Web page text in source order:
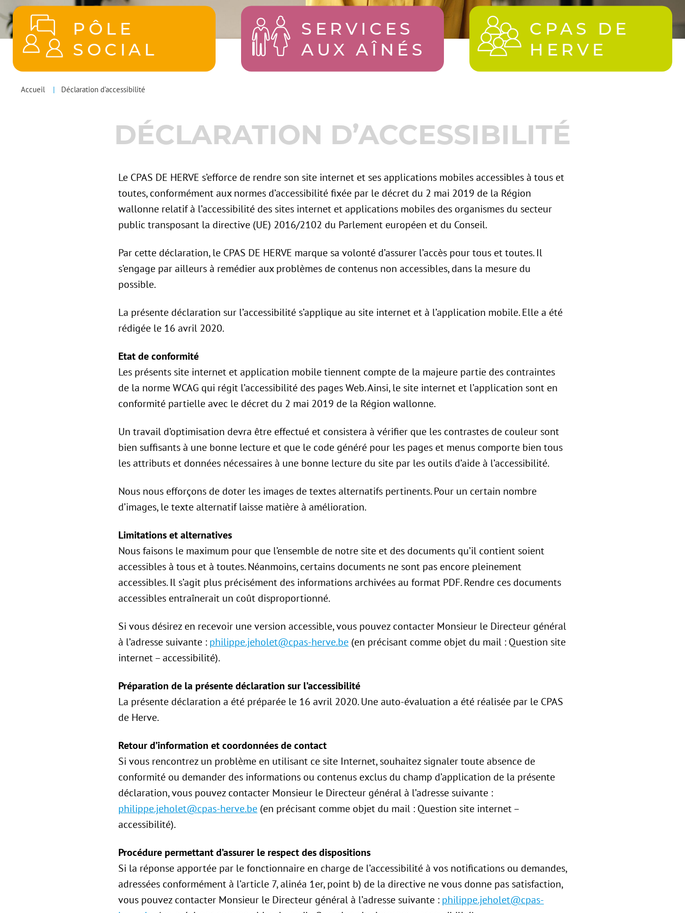
POLES
PÔLE
SOCIAL
SERVICES
AUX AÎNÉS
CPAS DE
HERVE
You
Accueil Déclaration d’accessibilité
DÉCLARATION D’ACCESSIBILITÉ
Le CPAS DE HERVE s’efforce de rendre son site internet et ses applications mobiles accessibles à tous et
toutes, conformément aux normes d’accessibilité fixée par le décret du 2 mai 2019 de la Région
wallonne relatif à l’accessibilité des sites internet et applications mobiles des organismes du secteur
public transposant la directive (UE) 2016/2102 du Parlement européen et du Conseil.
Par cette déclaration, le CPAS DE HERVE marque sa volonté d’assurer l’accès pour tous et toutes. Il
s’engage par ailleurs à remédier aux problèmes de contenus non accessibles, dans la mesure du
possible.
La présente déclaration sur l’accessibilité s’applique au site internet et à l’application mobile. Elle a été
rédigée le 16 avril 2020.
Etat de conformité
Les présents site internet et application mobile tiennent compte de la majeure partie des contraintes
de la norme WCAG qui régit l’accessibilité des pages Web. Ainsi, le site internet et l’application sont en
conformité partielle avec le décret du 2 mai 2019 de la Région wallonne.
Un travail d’optimisation devra être effectué et consistera à vérifier que les contrastes de couleur sont
bien suffisants à une bonne lecture et que le code généré pour les pages et menus comporte bien tous
les attributs et données nécessaires à une bonne lecture du site par les outils d’aide à l’accessibilité.
Nous nous efforçons de doter les images de textes alternatifs pertinents. Pour un certain nombre
d’images, le texte alternatif laisse matière à amélioration.
Limitations et alternatives
Nous faisons le maximum pour que l’ensemble de notre site et des documents qu’il contient soient
accessibles à tous et à toutes. Néanmoins, certains documents ne sont pas encore pleinement
accessibles. Il s’agit plus précisément des informations archivées au format PDF. Rendre ces documents
accessibles entraînerait un coût disproportionné.
Si vous désirez en recevoir une version accessible, vous pouvez contacter Monsieur le Directeur général
à l’adresse suivante : philippe.jeholet@cpas-herve.be (en précisant comme objet du mail : Question site
internet – accessibilité).
Préparation de la présente déclaration sur l’accessibilité
La présente déclaration a été préparée le 16 avril 2020. Une auto-évaluation a été réalisée par le CPAS
de Herve.
Retour d’information et coordonnées de contact
Si vous rencontrez un problème en utilisant ce site Internet, souhaitez signaler toute absence de
conformité ou demander des informations ou contenus exclus du champ d’application de la présente
déclaration, vous pouvez contacter Monsieur le Directeur général à l’adresse suivante :
philippe.jeholet@cpas-herve.be (en précisant comme objet du mail : Question site internet –
accessibilité).
Procédure permettant d’assurer le respect des dispositions
Si la réponse apportée par le fonctionnaire en charge de l’accessibilité à vos notifications ou demandes,
adressées conformément à l’article 7, alinéa 1er, point b) de la directive ne vous donne pas satisfaction,
vous pouvez contacter Monsieur le Directeur général à l’adresse suivante : philippe.jeholet@cpas-